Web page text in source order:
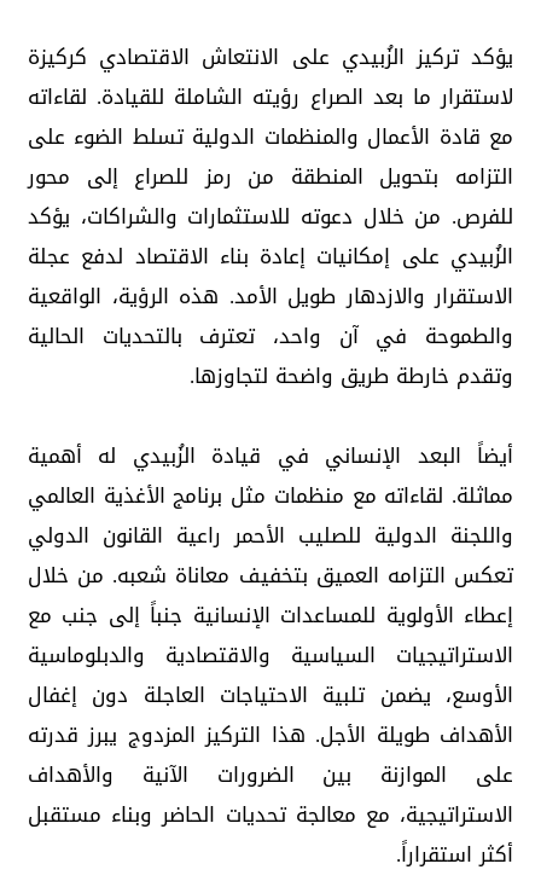
يؤكد تركيز الزُبيدي على الانتعاش الاقتصادي كركيزة
لاستقرار ما بعد الصراع رؤيته الشاملة للقيادة. لقاءاته
مع قادة الأعمال والمنظمات الدولية تسلط الضوء على
التزامه بتحويل المنطقة من رمز للصراع إلى محور
للفرص. من خلال دعوته للاستثمارات والشراكات، يؤكد
الزُبيدي على إمكانيات إعادة بناء الاقتصاد لدفع عجلة
الاستقرار والازدهار طويل الأمد. هذه الرؤية، الواقعية
والطموحة في آن واحد، تعترف بالتحديات الحالية
وتقدم خارطة طريق واضحة لتجاوزها.
أيضاً البعد الإنساني في قيادة الزُبيدي له أهمية
مماثلة. لقاءاته مع منظمات مثل برنامج الأغذية العالمي
واللجنة الدولية للصليب الأحمر راعية القانون الدولي
تعكس التزامه العميق بتخفيف معاناة شعبه. من خلال
إعطاء الأولوية للمساعدات الإنسانية جنباً إلى جنب مع
الاستراتيجيات السياسية والاقتصادية والدبلوماسية
الأوسع، يضمن تلبية الاحتياجات العاجلة دون إغفال
الأهداف طويلة الأجل. هذا التركيز المزدوج يبرز قدرته
على الموازنة بين الضرورات الآنية والأهداف
الاستراتيجية، مع معالجة تحديات الحاضر وبناء مستقبل
أكثر استقراراً.